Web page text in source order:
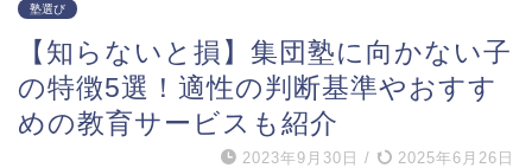
塾選び
【知らないと損】集団塾に向かない子
の特徴5選！適性の判断基準やおすす
めの教育サービスも紹介
2023年9月30日 / 2025年6月26日